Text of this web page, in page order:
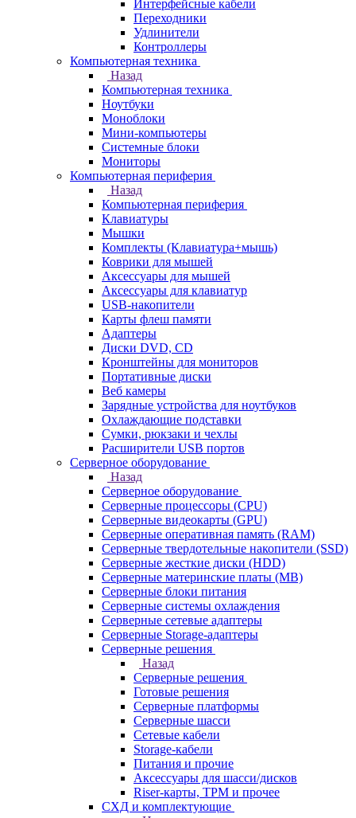
Интерфейсные кабели
Переходники
Удлинители
Контроллеры
Компьютерная техника
Назад
Компьютерная техника
Ноутбуки
Моноблоки
Мини-компьютеры
Системные блоки
Мониторы
Компьютерная периферия
Назад
Компьютерная периферия
Клавиатуры
Мышки
Комплекты (Клавиатура+мышь)
Коврики для мышей
Аксессуары для мышей
Аксессуары для клавиатур
USB-накопители
Карты флеш памяти
Адаптеры
Диски DVD, CD
Кронштейны для мониторов
Портативные диски
Веб камеры
Зарядные устройства для ноутбуков
Охлаждающие подставки
Сумки, рюкзаки и чехлы
Расширители USB портов
Серверное оборудование
Назад
Серверное оборудование
Серверные процессоры (CPU)
Серверные видеокарты (GPU)
Серверные оперативная память (RAM)
Серверные твердотельные накопители (SSD)
Серверные жесткие диски (HDD)
Серверные материнские платы (MB)
Серверные блоки питания
Серверные системы охлаждения
Серверные сетевые адаптеры
Серверные Storage-адаптеры
Серверные решения
Назад
Серверные решения
Готовые решения
Серверные платформы
Серверные шасси
Сетевые кабели
Storage-кабели
Питания и прочие
Аксессуары для шасси/дисков
Riser-карты, TPM и прочее
СХД и комплектующие